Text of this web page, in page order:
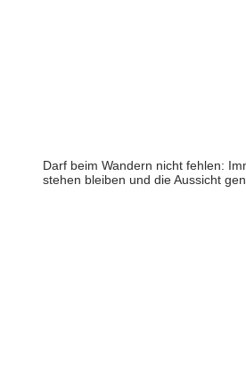
Darf beim Wandern nicht fehlen:
stehen bleiben und die Aussicht